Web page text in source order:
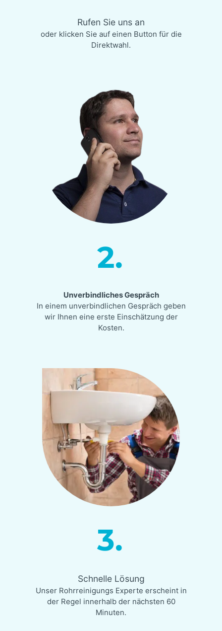
Rufen Sie uns an
oder klicken Sie auf einen Button für die
Direktwahl.
2.
Unverbindliches Gespräch
In einem unverbindlichen Gespräch geben
wir Ihnen eine erste Einschätzung der
Kosten.
3.
Schnelle Lösung
Unser Rohrreinigungs Experte erscheint in
der Regel innerhalb der nächsten 60
Minuten.